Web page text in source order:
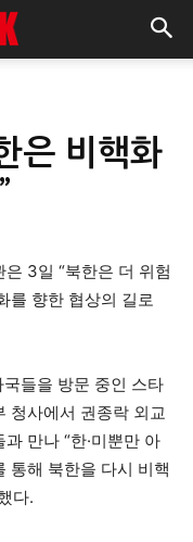
은 비핵화
3일 “북한은 더 위험
를 향한 협상의 길로
들을 방문 중인 스타
청사에서 권종락 외교
만나 “한·미뿐만 아
통해 북한을 다시 비핵
다.